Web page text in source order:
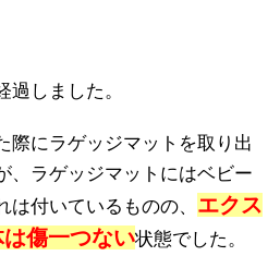
しました。
際にラゲッジマットを取り出
、ラゲッジマットにはベビー
は付いているものの、 エクス
は傷一つない状態でした。